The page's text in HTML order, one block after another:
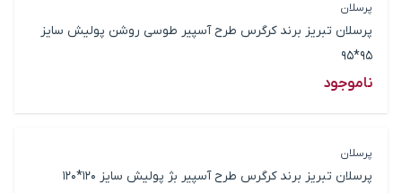
پرسلان
پرسلان تبریز برند کرگرس طرح آسپیر طوسی روشن پولیش سایز
95*95
ناموجود
پرسلان
پرسلان تبریز برند کرگرس طرح آسپیر بژ پولیش سایز 120*120